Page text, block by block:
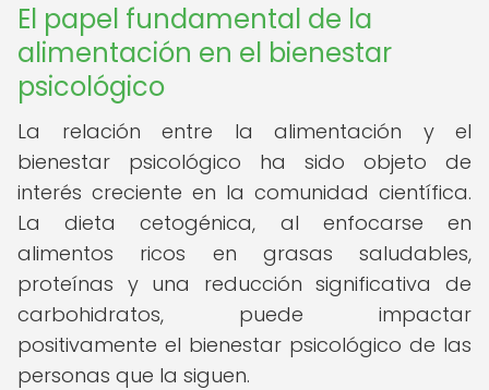
El papel fundamental de la
alimentación en el bienestar
psicológico
La relación entre la alimentación y el
bienestar psicológico ha sido objeto de
interés creciente en la comunidad científica.
La dieta cetogénica, al enfocarse en
alimentos ricos en grasas saludables,
proteínas y una reducción significativa de
carbohidratos, puede impactar
positivamente el bienestar psicológico de las
personas que la siguen.